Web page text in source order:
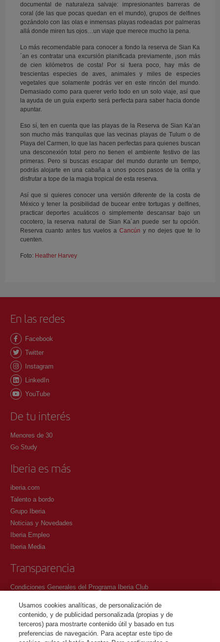
documental de naturaleza salvaje: impresionantes barreras de
coral (de las que pocas quedan en el mundo), grupos de delfines
gozándolo con las olas e inmensas playas rodeadas por palmeras
allá donde miren tus ojos…un viaje que merece mucho la pena.
Lo más recomendable para conocer a fondo la reserva de Sian Ka
´an es contratar una excursión planificada previamente, ¡son más
de cien kilómetros de costa! Por si fuera poco, hay más de
trescientas especies de aves, animales y miles de especies
vegetales que solamente podrás ver en este rincón del mundo.
Demasiado como para querer verlo todo en un solo viaje, así que
la ayuda de un guía experto será perfecta para saber hacia donde
apuntar.
Eso sí, ten en cuenta que las playas de la Reserva de Sian Ka’an
son mucho más tranquilas que las vecinas playas de Tulum o de
Playa del Carmen, lo que las hacen perfectas para quienes buscan
una desconexión total pero no tienen el ambiente festivo de las
primeras. Pero si buscas escapar del mundo durante un tiempo,
podrás alojarte en una cabaña a unos pocos pasos de la orilla y
disfrutar a tope de la magia tropical de esta reserva.
Así que si quieres conocer una versión diferente de la costa de
México y tener la posibilidad de bucear entre tortugas y delfines,
practicar deportes acuáticos o simplemente descansar bajo un
cocotero, la reserva natural de Sian Ka´an puede ser tu opción.
Reserva cuanto antes tus vuelos a Cancún y no dejes que te lo
cuenten.
Foto: Heather Harvey
En las redes
Facebook
Twitter
Instagram
LinkedIn
YouTube
De tu interés
Menores de 30
Go Study
Iberia es más
iberia.com
Talento a bordo
Grupo Iberia
Noticias y Novedades
Iberia Empleo
Iberia Media
Transparencia
Condiciones Generales del Programa Iberia Club
Política de protección de datos personales
Gestión y Política de cookies
Contacto
Usamos cookies analíticas, de personalización de
contenido, y de publicidad personalizada (propias y de
terceros) para mostrarte contenido útil y basado en tus
preferencias de navegación. Para aceptar este tipo de